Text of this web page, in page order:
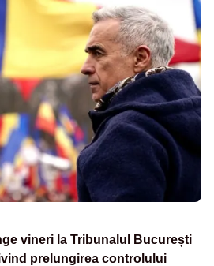
vineri la Tribunalul București
prelungirea controlului